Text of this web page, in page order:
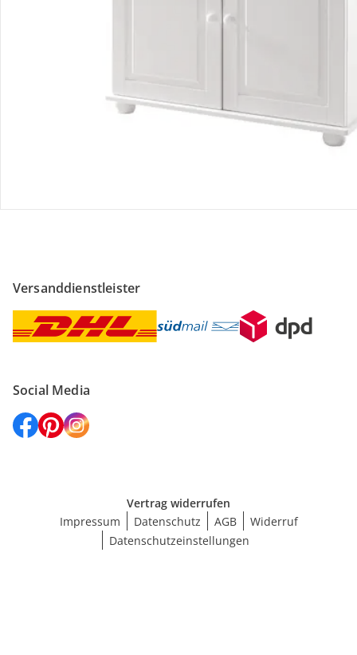
Versanddienstleister
Social Media
Vertrag widerrufen
Impressum
Datenschutz AGB
Widerruf
Datenschutzeinstellungen